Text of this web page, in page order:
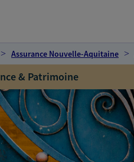
Assurance Nouvelle-Aquitaine
& Patrimoine